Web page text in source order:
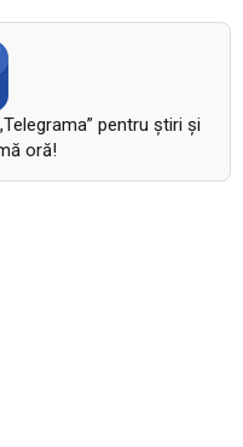
pentru ştiri şi
oră!